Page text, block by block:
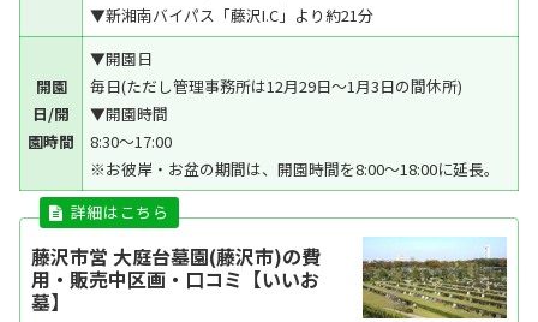
▼新湘南バイパス「藤沢I.C」より約21分
開園
日/開
園時間
▼開園日
毎日(ただし管理事務所は12月29日～1月3日の間休所)
▼開園時間
8:30～17:00
※お彼岸・お盆の期間は、開園時間を8:00～18:00に延長。
藤沢市営 大庭台墓園(藤沢市)の費
用・販売中区画・口コミ【いいお
墓】